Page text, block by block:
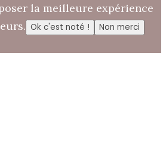
la meilleure expérience
Ok c'est noté !
Non merci